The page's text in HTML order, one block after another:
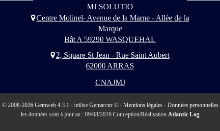
MJ SOLUTIO
Centre Molinel- Avenue de la Marne - Allée de la
Marque
Bât A 59290 WASQUEHAL
2, Square St Jean - Rue Saint Aubert
62000 ARRAS
CNAJMJ
© 2008-2026 Gemweb 4.3.1 - utilise Gemarcur ©- Mentions légales- Données personnelles
les données sont à jour au : 09/08/2026 Conception/Réalisation Atlantic Log